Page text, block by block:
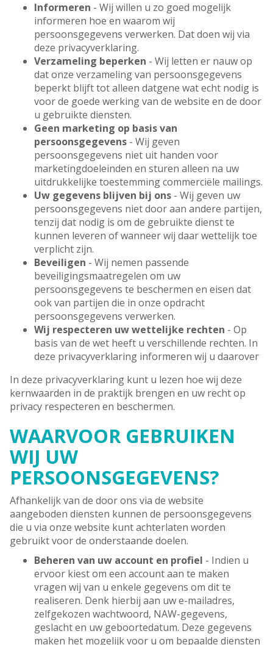
Informeren - Wij willen u zo goed mogelijk
informeren hoe en waarom wij
persoonsgegevens verwerken. Dat doen wij via
deze privacyverklaring.
Verzameling beperken - Wij letten er nauw op
dat onze verzameling van persoonsgegevens
beperkt blijft tot alleen datgene wat echt nodig is
voor de goede werking van de website en de door
u gebruikte diensten.
Geen marketing op basis van
persoonsgegevens - Wij geven
persoonsgegevens niet uit handen voor
marketingdoeleinden en sturen alleen na uw
uitdrukkelijke toestemming commerciële mailings.
Uw gegevens blijven bij ons - Wij geven uw
persoonsgegevens niet door aan andere partijen,
tenzij dat nodig is om de gebruikte dienst te
kunnen leveren of wanneer wij daar wettelijk toe
verplicht zijn.
Beveiligen - Wij nemen passende
beveiligingsmaatregelen om uw
persoonsgegevens te beschermen en eisen dat
ook van partijen die in onze opdracht
persoonsgegevens verwerken.
Wij respecteren uw wettelijke rechten - Op
basis van de wet heeft u verschillende rechten. In
deze privacyverklaring informeren wij u daarover
In deze privacyverklaring kunt u lezen hoe wij deze
kernwaarden in de praktijk brengen en uw recht op
privacy respecteren en beschermen.
WAARVOOR GEBRUIKEN
WIJ UW
PERSOONSGEGEVENS?
Afhankelijk van de door ons via de website
aangeboden diensten kunnen de persoonsgegevens
die u via onze website kunt achterlaten worden
gebruikt voor de onderstaande doelen.
Beheren van uw account en profiel - Indien u
ervoor kiest om een account aan te maken
vragen wij van u enkele gegevens om dit te
realiseren. Denk hierbij aan uw e-mailadres,
zelfgekozen wachtwoord, NAW-gegevens,
geslacht en uw geboortedatum. Deze gegevens
maken het mogelijk voor u om bepaalde diensten